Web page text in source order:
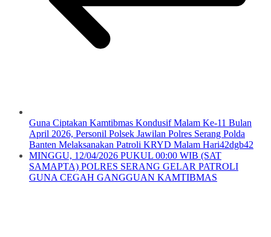
Guna Ciptakan Kamtibmas Kondusif Malam Ke-11 Bulan
April 2026, Personil Polsek Jawilan Polres Serang Polda
Banten Melaksanakan Patroli KRYD Malam Hari42dgb42
MINGGU, 12/04/2026 PUKUL 00:00 WIB (SAT
SAMAPTA) POLRES SERANG GELAR PATROLI
GUNA CEGAH GANGGUAN KAMTIBMAS